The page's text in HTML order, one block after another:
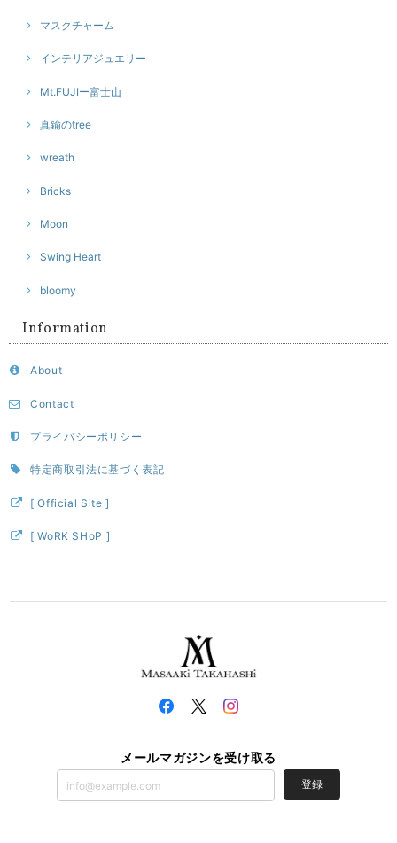
マスクチャーム
インテリアジュエリー
Mt.FUJIー富士山
真鍮のtree
wreath
Bricks
Moon
Swing Heart
bloomy
Information
About
Contact
プライバシーポリシー
特定商取引法に基づく表記
[ Official Site ]
[ WoRK SHoP ]
メールマガジンを受け取る
登録